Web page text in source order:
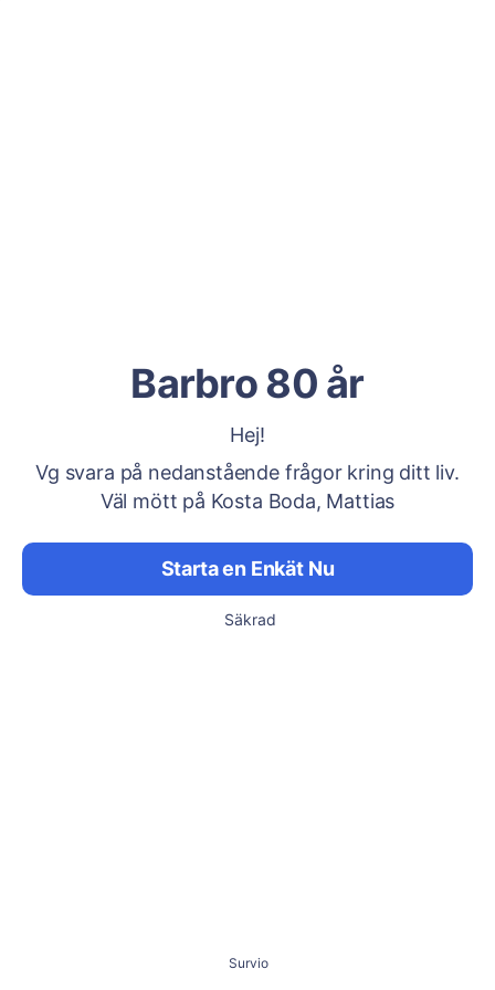
Barbro 80 år
Hej!
Vg svara på nedanstående frågor kring ditt liv.
Väl mött på Kosta Boda, Mattias
Starta en Enkät Nu
Säkrad
Survio